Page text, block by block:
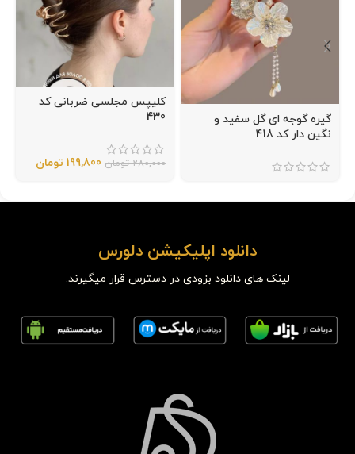
گیره گوجه ای گل سفید و
نگین دار کد 418
کلیپس مجلسی ضربانی کد
430
280,000 تومان 199,800 تومان
دانلود اپلیکیشن دلورس
لینک های دانلود بزودی در دسترس قرار میگیرند.